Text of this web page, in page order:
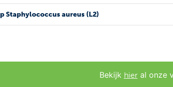
Staphylococcus aureus (L2)
Bekijk hieral onze